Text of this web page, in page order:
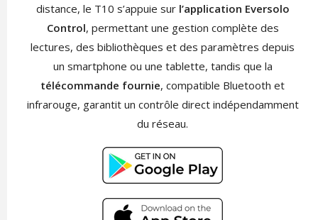
distance, le T10 s’appuie sur l’application Eversolo
Control, permettant une gestion complète des
lectures, des bibliothèques et des paramètres depuis
un smartphone ou une tablette, tandis que la
télécommande fournie, compatible Bluetooth et
infrarouge, garantit un contrôle direct indépendamment
du réseau.